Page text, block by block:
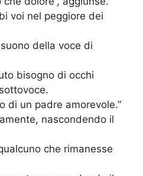
voi nel peggiore dei
della voce di
bisogno di occhi
di un padre amorevole.”
nascondendo il
che rimanesse